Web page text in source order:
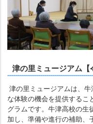
津の里ミュージアム【
津の里ミュージアムは、
な体験の機会を提供するこ
グラムです。牛津高校の生
加し、準備や進行の補助、